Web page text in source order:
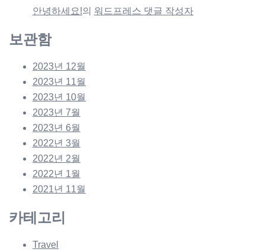
안녕하세요!의 워드프레스 댓글 작성자
보관함
2023년 12월
2023년 11월
2023년 10월
2023년 7월
2023년 6월
2022년 3월
2022년 2월
2022년 1월
2021년 11월
카테고리
Travel